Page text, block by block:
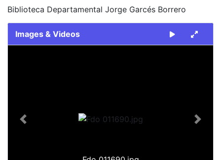
Biblioteca Departamental Jorge Garcés Borrero
Images & Videos
Previous Next